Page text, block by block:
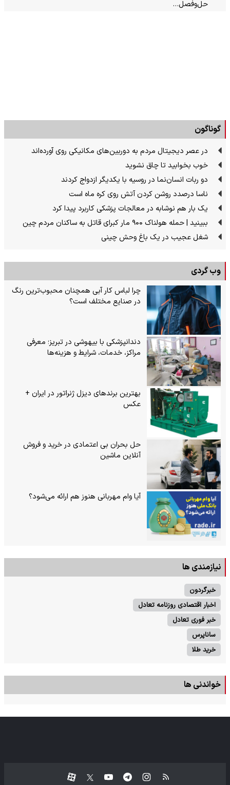
حل‌وفصل…
گوناگون
در عصر دیجیتال مردم به دوربین‌های مکانیکی روی آورده‌اند
خوب بخوابید تا چاق نشوید
دو ربات انسان‌نما در روسیه با یکدیگر ازدواج کردند
ناسا درصدد روشن کردن آتش روی کره ماه است
یک بار هم نوشابه در معالجات پزشکی کاربرد پیدا کرد
ببینید | حمله هولناک ۹۰۰ مار کبرای قاتل به ساکنان مردم چین
شغل عجیب در یک باغ وحش چینی
وب گردی
چرا لباس کار آبی همچنان محبوب‌ترین رنگ
در صنایع مختلف است؟
دندانپزشکی با بیهوشی در تبریز؛ معرفی
مراکز، خدمات، شرایط و هزینه‌ها
بهترین برندهای دیزل ژنراتور در ایران +
عکس
حل بحران بی‌ اعتمادی در خرید و فروش
آنلاین ماشین
آیا وام مهربانی هنوز هم ارائه می‌شود؟
نیازمندی ها
خبرگردون
اخبار اقتصادی روزنامه تعادل
خبر فوری تعادل
ساناپرس
خرید طلا
خواندنی ها